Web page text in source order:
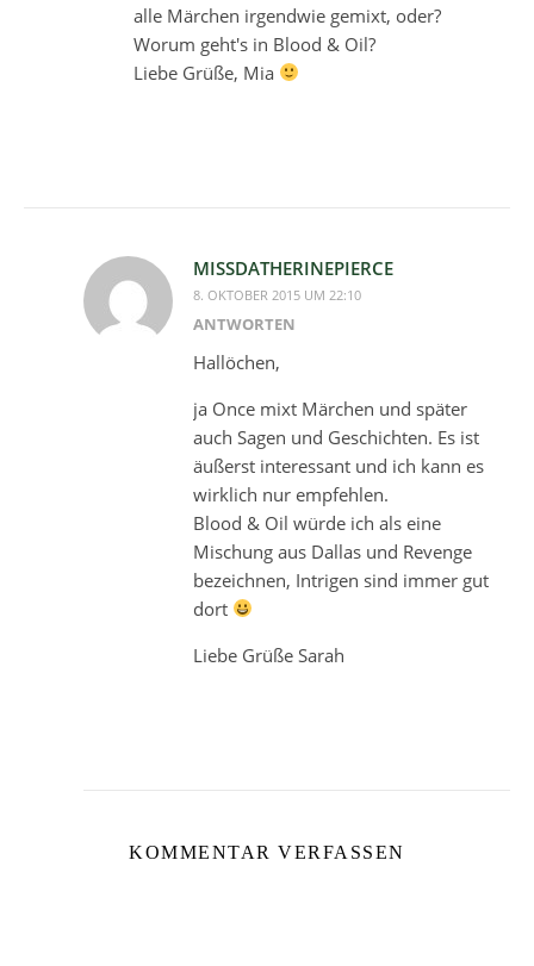
alle Märchen irgendwie gemixt, oder?
Worum geht's in Blood & Oil?
Liebe Grüße, Mia
MISSDATHERINEPIERCE
8. OKTOBER 2015 UM 22:10
ANTWORTEN
Hallöchen,
ja Once mixt Märchen und später
auch Sagen und Geschichten. Es ist
äußerst interessant und ich kann es
wirklich nur empfehlen.
Blood & Oil würde ich als eine
Mischung aus Dallas und Revenge
bezeichnen, Intrigen sind immer gut
dort
Liebe Grüße Sarah
KOMMENTAR VERFASSEN